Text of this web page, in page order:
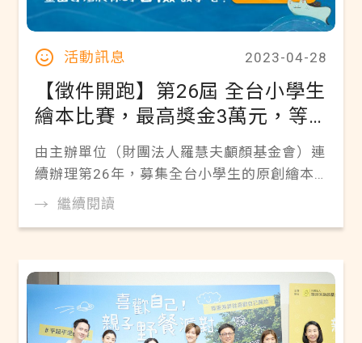
活動訊息 2023-04-28
【徵件開跑】第26屆 全台小學生
繪本比賽，最高獎金3萬元，等
你來參加！
由主辦單位（財團法人羅慧夫顱顏基金會）連
續辦理第26年，募集全台小學生的原創繪本
故事。 歷年得獎作品皆出版為兒童主題繪
讀物。
繼續閱讀